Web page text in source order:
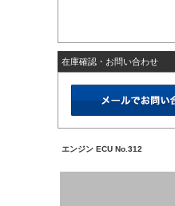
在庫確認・お問い合わせ
エンジン ECU No.312